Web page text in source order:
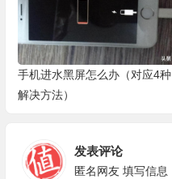
手机进水黑屏怎么办（对应4种
解决方法）
发表评论
匿名网友 填写信息